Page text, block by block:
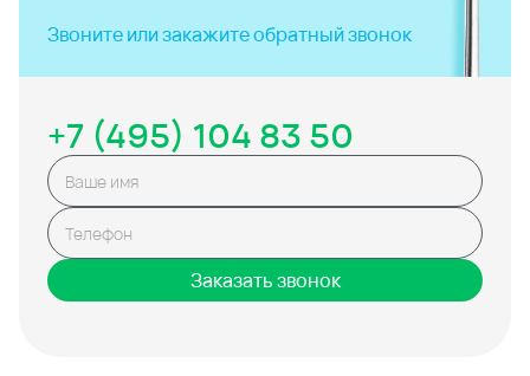
Звоните или закажитеобратный звонок
+7 (495) 104 83 50
Заказать звонок